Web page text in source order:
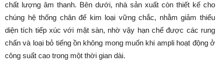
chất lượng âm thanh. Bên dưới, nhà sản xuất còn thiết kế cho
chúng hệ thống chân đế kim loại vững chắc, nhằm giảm thiểu
diện tích tiếp xúc với mặt sàn, nhờ vậy hạn chế được các rung
chấn và loại bỏ tiếng ồn không mong muốn khi ampli hoạt động ở
công suất cao trong một thời gian dài.